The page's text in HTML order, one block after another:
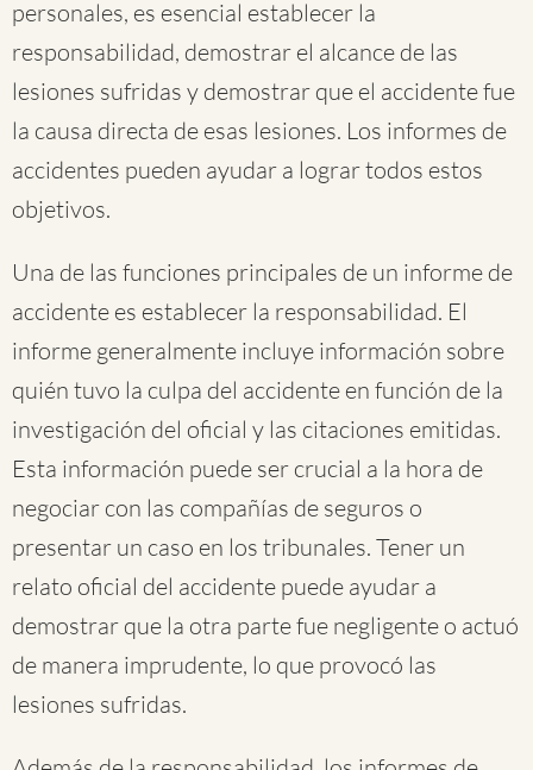
personales, es esencial establecer la
responsabilidad, demostrar el alcance de las
lesiones sufridas y demostrar que el accidente fue
la causa directa de esas lesiones. Los informes de
accidentes pueden ayudar a lograr todos estos
objetivos.
Una de las funciones principales de un informe de
accidente es establecer la responsabilidad. El
informe generalmente incluye información sobre
quién tuvo la culpa del accidente en función de la
investigación del oficial y las citaciones emitidas.
Esta información puede ser crucial a la hora de
negociar con las compañías de seguros o
presentar un caso en los tribunales. Tener un
relato oficial del accidente puede ayudar a
demostrar que la otra parte fue negligente o actuó
de manera imprudente, lo que provocó las
lesiones sufridas.